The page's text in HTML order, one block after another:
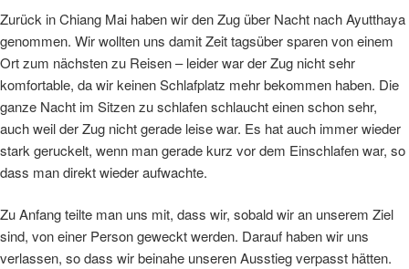
Zurück in Chiang Mai haben wir den Zug über Nacht nach Ayutthaya
genommen. Wir wollten uns damit Zeit tagsüber sparen von einem
Ort zum nächsten zu Reisen – leider war der Zug nicht sehr
komfortable, da wir keinen Schlafplatz mehr bekommen haben. Die
ganze Nacht im Sitzen zu schlafen schlaucht einen schon sehr,
auch weil der Zug nicht gerade leise war. Es hat auch immer wieder
stark geruckelt, wenn man gerade kurz vor dem Einschlafen war, so
dass man direkt wieder aufwachte.
Zu Anfang teilte man uns mit, dass wir, sobald wir an unserem Ziel
sind, von einer Person geweckt werden. Darauf haben wir uns
verlassen, so dass wir beinahe unseren Ausstieg verpasst hätten.